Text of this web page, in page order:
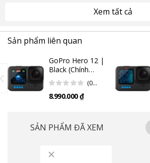
Xem tất cả
Sản phẩm liên quan
GoPro Hero 12 |
Black (Chính
hãng)
(0
8.990.000 ₫
SẢN PHẨM ĐÃ XEM
×